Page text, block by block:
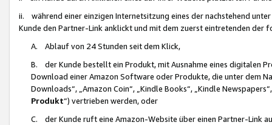
ii. während einer einzigen Internetsitzung eines der nachstehend
Kunde den Partner-Link anklickt und mit dem zuerst eintretenden der
A. Ablauf von 24 Stunden seit dem Klick,
B. der Kunde bestellt ein Produkt, mit Ausnahme eines digitalen
Download einer Amazon Software oder Produkte, die unter dem
Downloads“, „Amazon Coin“, „Kindle Books“, „Kindle
Produkt“) vertrieben werden, oder
C. der Kunde ruft eine Amazon-Website über einen Partner-Link